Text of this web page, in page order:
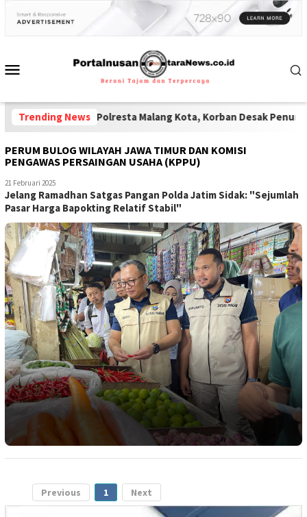
Trending News
Polisi Polresta Malang Kota, Korban Desak Penuntasan
PERUM BULOG WILAYAH JAWA TIMUR DAN KOMISI
PENGAWAS PERSAINGAN USAHA (KPPU)
21 Februari 2025
Jelang Ramadhan Satgas Pangan Polda Jatim Sidak: "Sejumlah
Pasar Harga Bapokting Relatif Stabil"
Previous 1 Next